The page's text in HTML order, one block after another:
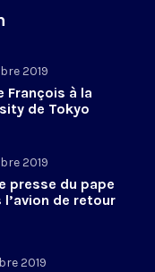
2019
François à la
de Tokyo
2019
presse du pape
l’avion de retour
2019